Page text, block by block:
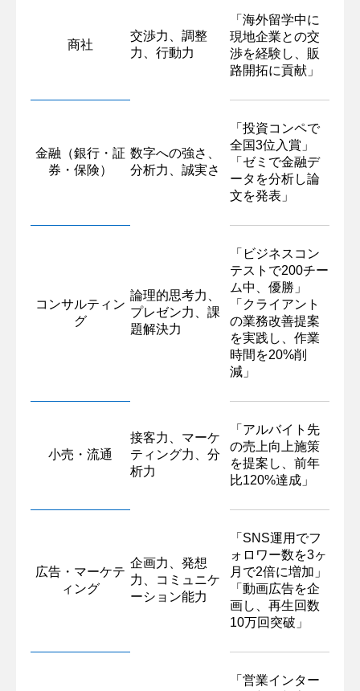
商社
交渉力、調整
力、行動力
「海外留学中に
現地企業との交
渉を経験し、販
路開拓に貢献」
金融（銀行・証
券・保険）
数字への強さ、
分析力、誠実さ
「投資コンペで
全国3位入賞」
「ゼミで金融デ
ータを分析し論
文を発表」
コンサルティン
グ
論理的思考力、
プレゼン力、課
題解決力
「ビジネスコン
テストで200チー
ム中、優勝」
「クライアント
の業務改善提案
を実践し、作業
時間を20%削
減」
小売・流通
接客力、マーケ
ティング力、分
析力
「アルバイト先
の売上向上施策
を提案し、前年
比120%達成」
広告・マーケテ
ィング
企画力、発想
力、コミュニケ
ーション能力
「SNS運用でフ
ォロワー数を3ヶ
月で2倍に増加」
「動画広告を企
画し、再生回数
10万回突破」
「営業インター